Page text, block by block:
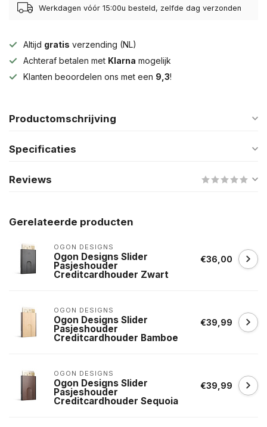
Werkdagen vóór 15:00u besteld, zelfde dag verzonden
Altijd gratis verzending (NL)
Achteraf betalen met Klarna mogelijk
Klanten beoordelen ons met een 9,3!
Productomschrijving
Specificaties
Reviews
Gerelateerde producten
OGON DESIGNS
Ogon Designs Slider
Pasjeshouder
Creditcardhouder Zwart
€36,00
OGON DESIGNS
Ogon Designs Slider
Pasjeshouder
Creditcardhouder Bamboe
€39,99
OGON DESIGNS
Ogon Designs Slider
Pasjeshouder
Creditcardhouder Sequoia
€39,99